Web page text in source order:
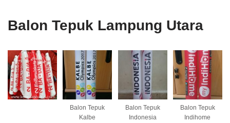
Balon Tepuk Lampung Utara
Balon Tepuk
Kalbe
Balon Tepuk
Indonesia
Balon Tepuk
Indihome